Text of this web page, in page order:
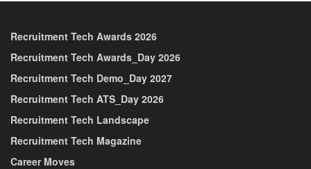
Recruitment Tech Awards 2026
Recruitment Tech Awards_Day 2026
Recruitment Tech Demo_Day 2027
Recruitment Tech ATS_Day 2026
Recruitment Tech Landscape
Recruitment Tech Magazine
Career Moves